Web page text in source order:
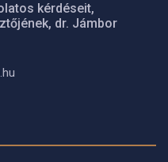
kérdéseit,
dr. Jámbor